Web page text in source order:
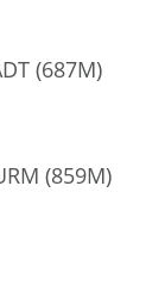
(687M)
(859M)